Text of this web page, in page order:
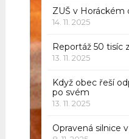
ZUŠ v Horáckém
14. 11. 2025
Reportáž 50 tisíc
13. 11. 2025
Když obec řeší
po svém
13. 11. 2025
Opravená silnice